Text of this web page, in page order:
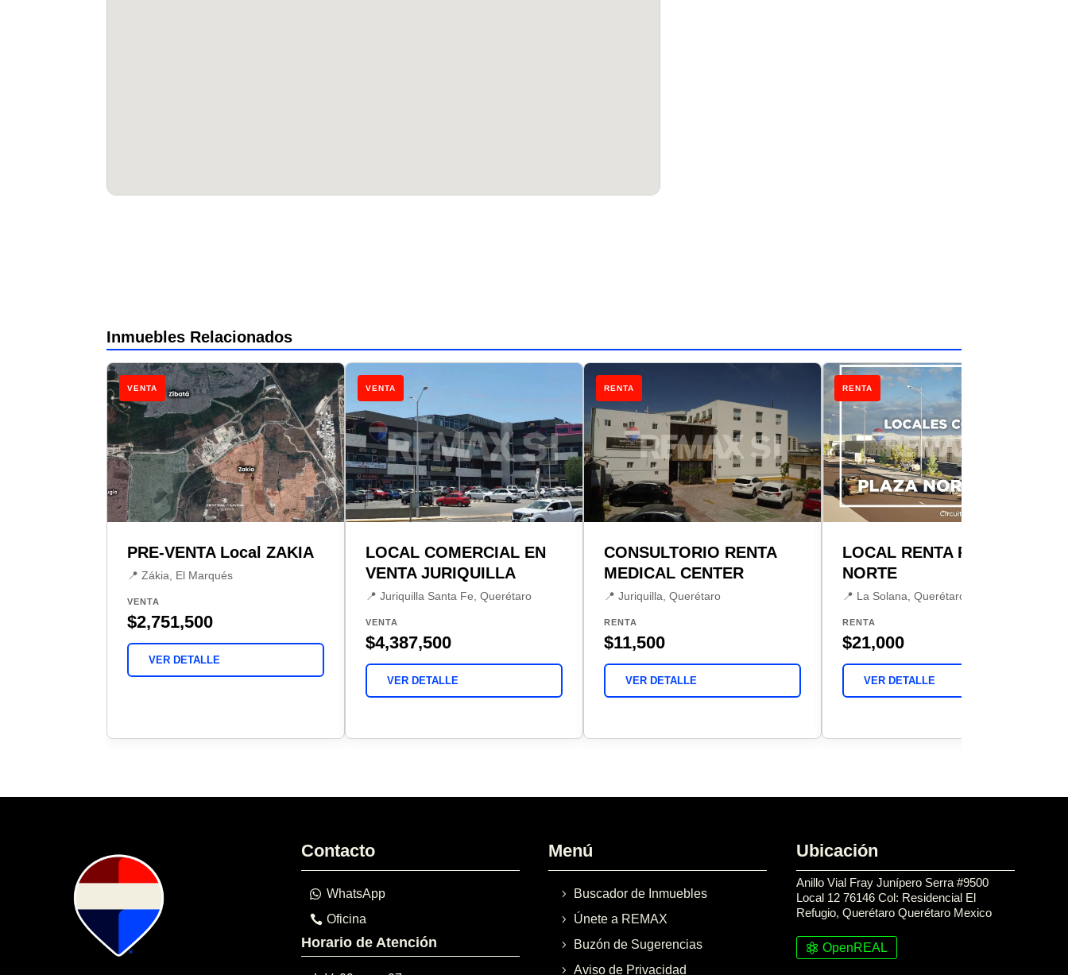
Inmuebles Relacionados
VENTA
PRE-VENTA Local ZAKIA
📍 Zákia, El Marqués
VENTA
$2,751,500
VER DETALLE
VENTA
LOCAL COMERCIAL EN
VENTA JURIQUILLA
📍 Juriquilla Santa Fe, Querétaro
VENTA
$4,387,500
VER DETALLE
RENTA
CONSULTORIO RENTA
MEDICAL CENTER
📍 Juriquilla, Querétaro
RENTA
$11,500
VER DETALLE
RENTA
LOCAL RENTA PLAZA
NORTE
📍 La Solana, Querétaro
RENTA
$21,000
VER DETALLE
Contacto
WhatsApp
Oficina
Horario de Atención
Menú
Buscador de Inmuebles
Únete a REMAX
Buzón de Sugerencias
Aviso de Privacidad
Ubicación
Anillo Vial Fray Junípero Serra #9500
Local 12 76146 Col: Residencial El
Refugio, Querétaro Querétaro Mexico
OpenREAL